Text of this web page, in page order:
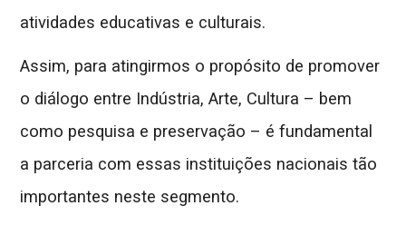
atividades educativas e culturais.
Assim, para atingirmos o propósito de promover
o diálogo entre Indústria, Arte, Cultura – bem
como pesquisa e preservação – é fundamental
a parceria com essas instituições nacionais tão
importantes neste segmento.